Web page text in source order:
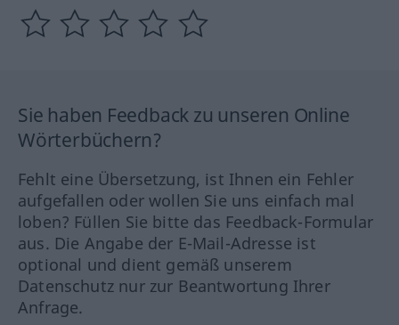
Sie haben Feedback zu unseren Online
Wörterbüchern?
Fehlt eine Übersetzung, ist Ihnen ein Fehler
aufgefallen oder wollen Sie uns einfach mal
loben? Füllen Sie bitte das Feedback-Formular
aus. Die Angabe der E-Mail-Adresse ist
optional und dient gemäß unserem
Datenschutz nur zur Beantwortung Ihrer
Anfrage.